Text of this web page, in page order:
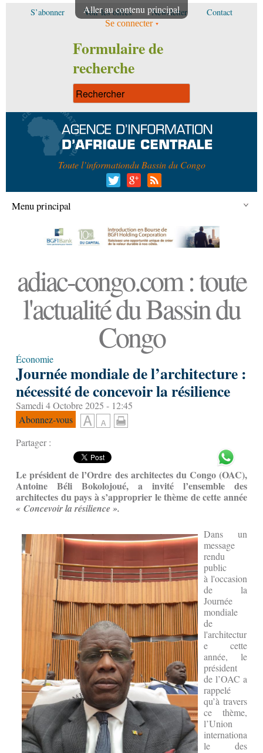
Aller au contenu principal
S’abonner Voir les offres Newsletter Contact
Se connecter
Formulaire de
recherche
Toute l’informationdu Bassin du Congo
Menu principal
adiac-congo.com : toute
l'actualité du Bassin du
Congo
Économie
Journée mondiale de l’architecture :
nécessité de concevoir la résilience
Samedi 4 Octobre 2025 - 12:45
Abonnez-vous
Partager :
Le président de l’Ordre des architectes du Congo (OAC),
Antoine Béli Bokolojoué, a invité l’ensemble des
architectes du pays à s’approprier le thème de cette année
« Concevoir la résilience ».
Dans un
message
rendu
public
à l'occasion
de la
Journée
mondiale
de
l'architectur
e cette
année, le
président
de l’OAC a
rappelé
qu’à travers
ce thème,
l’Union
internationa
le des